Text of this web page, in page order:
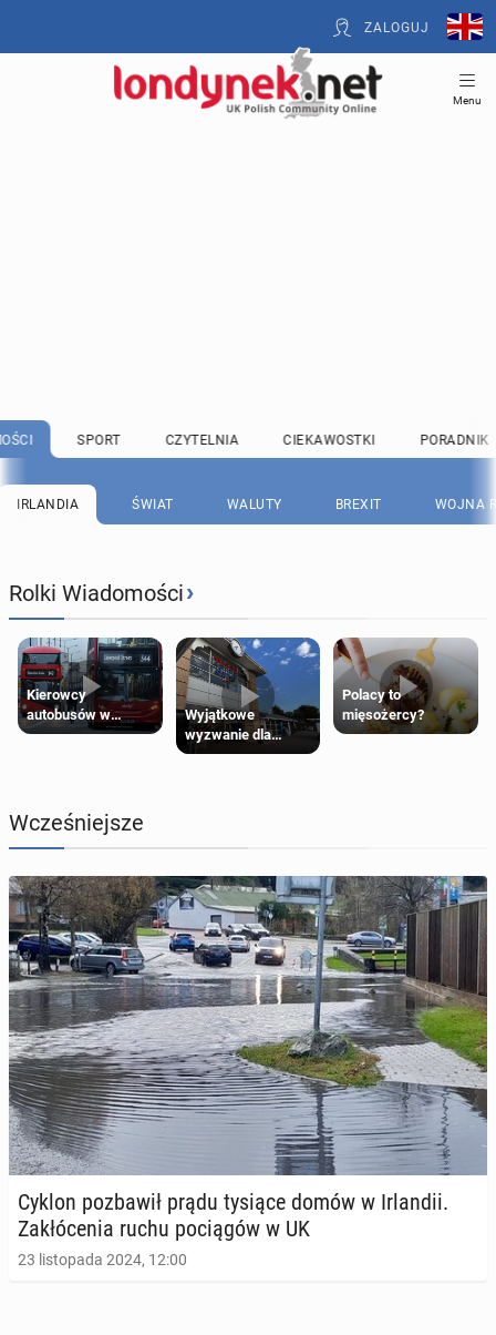
ZALOGUJ
Menu
SPORT CZYTELNIA CIEKAWOSTKI PORADNIK
IRLANDIA ŚWIAT WALUTY BREXIT WOJNA
Rolki Wiadomości›
Kierowcy
autobusów w
Londynie
Wyjątkowe
wyzwanie dla
posiadaczy kart
Polacy to
mięsożercy?
Wcześniejsze
Cyklon po­zba­wił prądu tysiące domów w Ir­lan­dii.
Za­kłó­ce­nia ruchu po­cią­gów w UK
23 listopada 2024, 12:00